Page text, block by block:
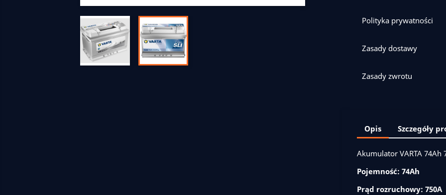
Polityka prywatności
Zasady dostawy
Zasady zwrotu
Opis Szczegóły
Akumulator VARTA 74Ah
Pojemność: 74Ah
Prąd rozruchowy: 750A